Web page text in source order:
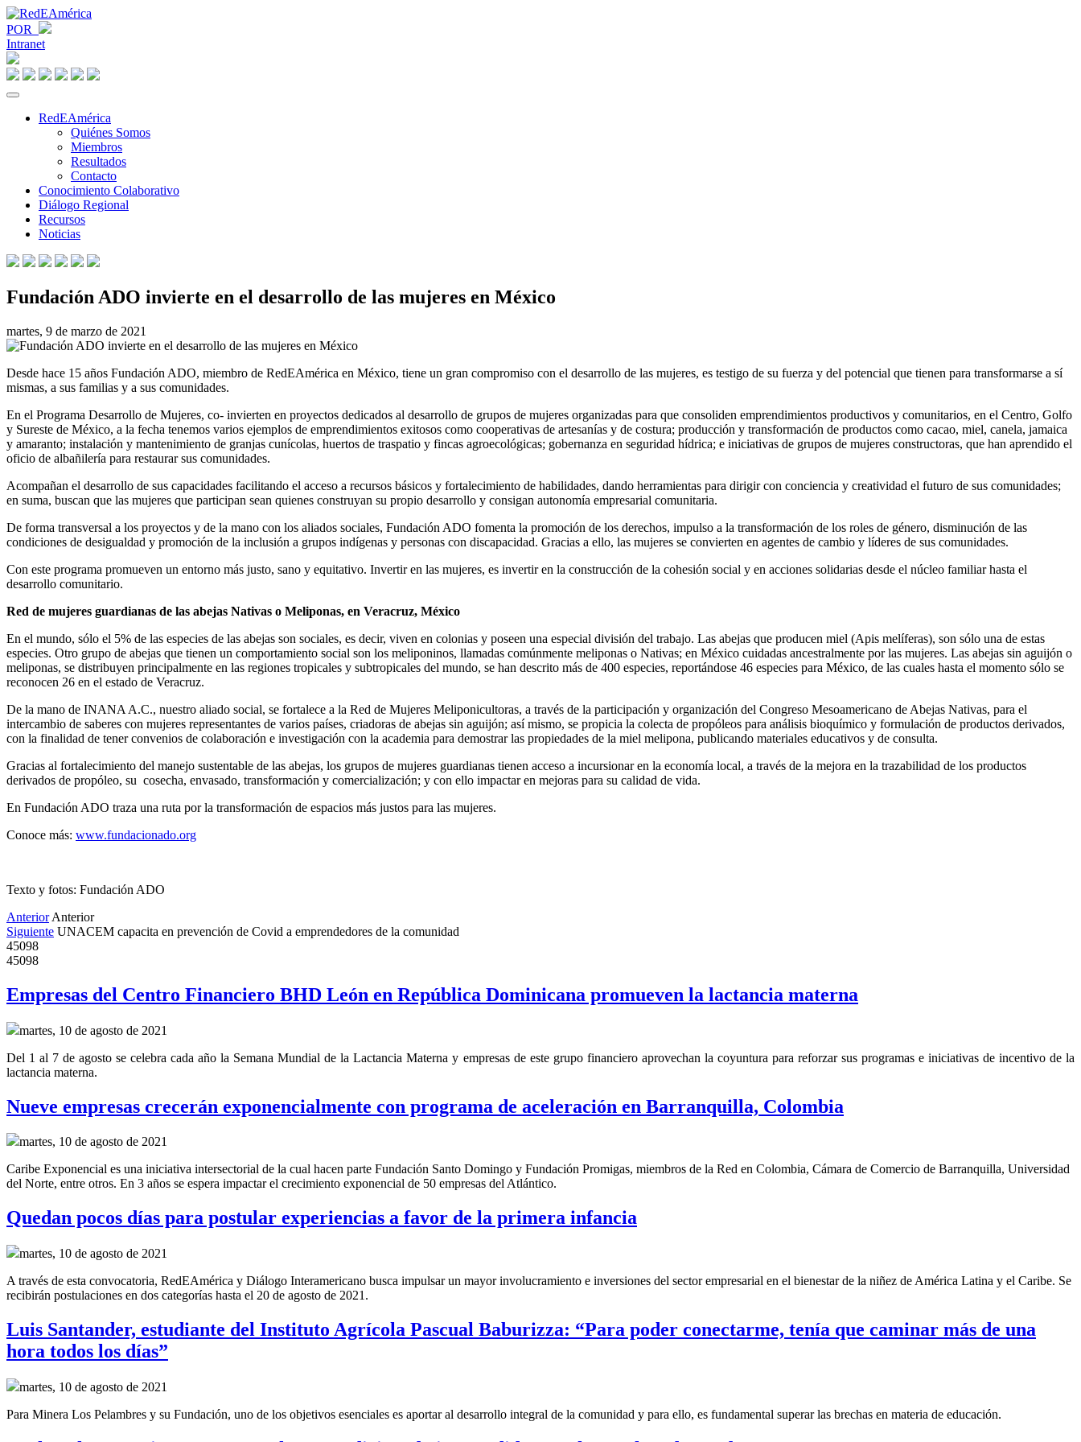
POR
Intranet
RedEAmérica
Quiénes Somos
Miembros
Resultados
Contacto
Conocimiento Colaborativo
Diálogo Regional
Recursos
Noticias
Fundación ADO invierte en el desarrollo de las mujeres en México
martes, 9 de marzo de 2021
Desde hace 15 años Fundación ADO, miembro de RedEAmérica en México, tiene un gran compromiso con el desarrollo de las mujeres, es testigo de su fuerza y del potencial que tienen para transformarse a sí
mismas, a sus familias y a sus comunidades.
En el Programa Desarrollo de Mujeres, co- invierten en proyectos dedicados al desarrollo de grupos de mujeres organizadas para que consoliden emprendimientos productivos y comunitarios, en el Centro, Golfo
y Sureste de México, a la fecha tenemos varios ejemplos de emprendimientos exitosos como cooperativas de artesanías y de costura; producción y transformación de productos como cacao, miel, canela, jamaica
y amaranto; instalación y mantenimiento de granjas cunícolas, huertos de traspatio y fincas agroecológicas; gobernanza en seguridad hídrica; e iniciativas de grupos de mujeres constructoras, que han aprendido el
oficio de albañilería para restaurar sus comunidades.
Acompañan el desarrollo de sus capacidades facilitando el acceso a recursos básicos y fortalecimiento de habilidades, dando herramientas para dirigir con conciencia y creatividad el futuro de sus comunidades;
en suma, buscan que las mujeres que participan sean quienes construyan su propio desarrollo y consigan autonomía empresarial comunitaria.
De forma transversal a los proyectos y de la mano con los aliados sociales, Fundación ADO fomenta la promoción de los derechos, impulso a la transformación de los roles de género, disminución de las
condiciones de desigualdad y promoción de la inclusión a grupos indígenas y personas con discapacidad. Gracias a ello, las mujeres se convierten en agentes de cambio y líderes de sus comunidades.
Con este programa promueven un entorno más justo, sano y equitativo. Invertir en las mujeres, es invertir en la construcción de la cohesión social y en acciones solidarias desde el núcleo familiar hasta el
desarrollo comunitario.
Red de mujeres guardianas de las abejas Nativas o Meliponas, en Veracruz, México
En el mundo, sólo el 5% de las especies de las abejas son sociales, es decir, viven en colonias y poseen una especial división del trabajo. Las abejas que producen miel (Apis melíferas), son sólo una de estas
especies. Otro grupo de abejas que tienen un comportamiento social son los meliponinos, llamadas comúnmente meliponas o Nativas; en México cuidadas ancestralmente por las mujeres. Las abejas sin aguijón o
meliponas, se distribuyen principalmente en las regiones tropicales y subtropicales del mundo, se han descrito más de 400 especies, reportándose 46 especies para México, de las cuales hasta el momento sólo se
reconocen 26 en el estado de Veracruz.
De la mano de INANA A.C., nuestro aliado social, se fortalece a la Red de Mujeres Meliponicultoras, a través de la participación y organización del Congreso Mesoamericano de Abejas Nativas, para el
intercambio de saberes con mujeres representantes de varios países, criadoras de abejas sin aguijón; así mismo, se propicia la colecta de propóleos para análisis bioquímico y formulación de productos derivados,
con la finalidad de tener convenios de colaboración e investigación con la academia para demostrar las propiedades de la miel melipona, publicando materiales educativos y de consulta.
Gracias al fortalecimiento del manejo sustentable de las abejas, los grupos de mujeres guardianas tienen acceso a incursionar en la economía local, a través de la mejora en la trazabilidad de los productos
derivados de propóleo, su cosecha, envasado, transformación y comercialización; y con ello impactar en mejoras para su calidad de vida.
En Fundación ADO traza una ruta por la transformación de espacios más justos para las mujeres.
Conoce más: www.fundacionado.org
Texto y fotos: Fundación ADO
Anterior Anterior
Siguiente UNACEM capacita en prevención de Covid a emprendedores de la comunidad
45098
45098
Empresas del Centro Financiero BHD León en República Dominicana promueven la lactancia materna
martes, 10 de agosto de 2021
Del 1 al 7 de agosto se celebra cada año la Semana Mundial de la Lactancia Materna y empresas de este grupo financiero aprovechan la coyuntura para reforzar sus programas e iniciativas de incentivo de la
lactancia materna.
Nueve empresas crecerán exponencialmente con programa de aceleración en Barranquilla, Colombia
martes, 10 de agosto de 2021
Caribe Exponencial es una iniciativa intersectorial de la cual hacen parte Fundación Santo Domingo y Fundación Promigas, miembros de la Red en Colombia, Cámara de Comercio de Barranquilla, Universidad
del Norte, entre otros. En 3 años se espera impactar el crecimiento exponencial de 50 empresas del Atlántico.
Quedan pocos días para postular experiencias a favor de la primera infancia
martes, 10 de agosto de 2021
A través de esta convocatoria, RedEAmérica y Diálogo Interamericano busca impulsar un mayor involucramiento e inversiones del sector empresarial en el bienestar de la niñez de América Latina y el Caribe. Se
recibirán postulaciones en dos categorías hasta el 20 de agosto de 2021.
Luis Santander, estudiante del Instituto Agrícola Pascual Baburizza: “Para poder conectarme, tenía que caminar más de una
hora todos los días”
martes, 10 de agosto de 2021
Para Minera Los Pelambres y su Fundación, uno de los objetivos esenciales es aportar al desarrollo integral de la comunidad y para ello, es fundamental superar las brechas en materia de educación.